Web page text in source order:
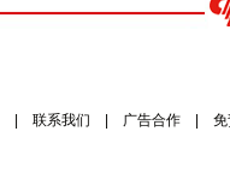
联系我们 广告合作